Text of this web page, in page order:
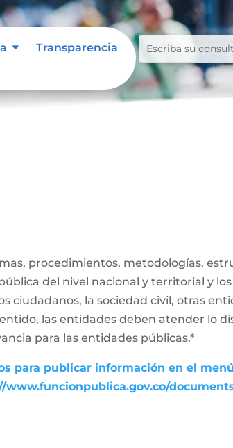
Transparencia
procedimientos, metodologías,
del nivel nacional y territorial y
ciudadanos, la sociedad civil, otras
las entidades deben atender lo
para las entidades públicas.*
para publicar información en el